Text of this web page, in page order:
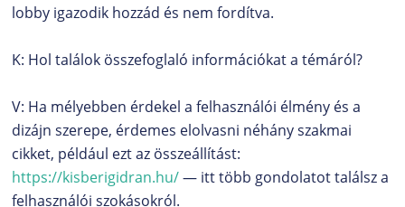
lobby igazodik hozzád és nem fordítva.
K: Hol találok összefoglaló információkat a témáról?
V: Ha mélyebben érdekel a felhasználói élmény és a
dizájn szerepe, érdemes elolvasni néhány szakmai
cikket, például ezt az összeállítást:
https://kisberigidran.hu/— itt több gondolatot találsz a
felhasználói szokásokról.